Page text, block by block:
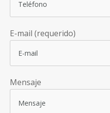
E-mail (requerido)
Mensaje